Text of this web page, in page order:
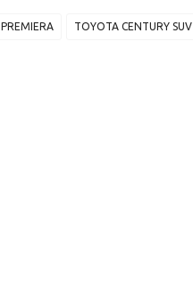
PREMIERA TOYOTA CENTURY SUV